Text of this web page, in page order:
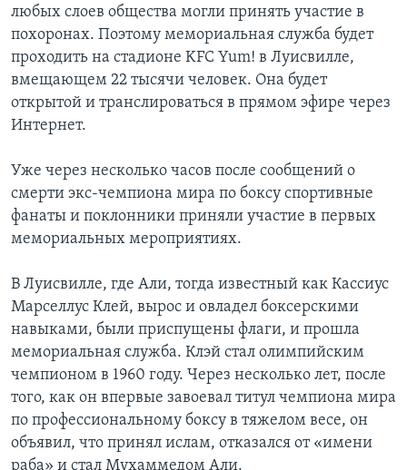
любых слоев общества могли принять участие в
похоронах. Поэтому мемориальная служба будет
проходить на стадионе KFC Yum! в Луисвилле,
вмещающем 22 тысячи человек. Она будет
открытой и транслироваться в прямом эфире через
Интернет.
Уже через несколько часов после сообщений о
смерти экс-чемпиона мира по боксу спортивные
фанаты и поклонники приняли участие в первых
мемориальных мероприятиях.
В Луисвилле, где Али, тогда известный как Кассиус
Марселлус Клей, вырос и овладел боксерскими
навыками, были приспущены флаги, и прошла
мемориальная служба. Клэй стал олимпийским
чемпионом в 1960 году. Через несколько лет, после
того, как он впервые завоевал титул чемпиона мира
по профессиональному боксу в тяжелом весе, он
объявил, что принял ислам, отказался от «имени
раба» и стал Мухаммедом Али.